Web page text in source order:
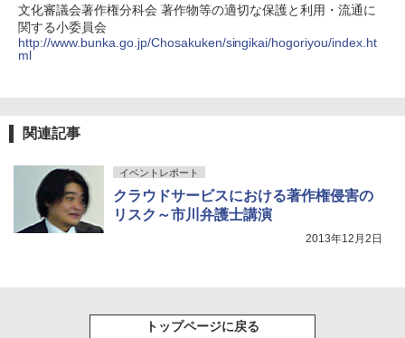
文化審議会著作権分科会 著作物等の適切な保護と利用・流通に
関する小委員会
http://www.bunka.go.jp/Chosakuken/singikai/hogoriyou/index.ht
ml
関連記事
イベントレポート
クラウドサービスにおける著作権侵害の
リスク～市川弁護士講演
2013年12月2日
トップページに戻る